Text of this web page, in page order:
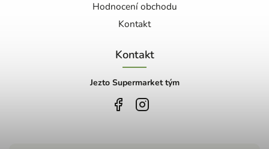
Hodnocení obchodu
Kontakt
Kontakt
Jezto Supermarket tým